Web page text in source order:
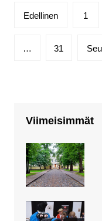
Artikkelien
Edellinen 1
… 31
Viimeisimmät